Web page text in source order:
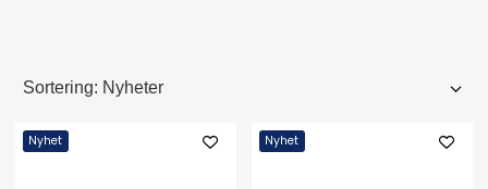
Nyhet Nyhet